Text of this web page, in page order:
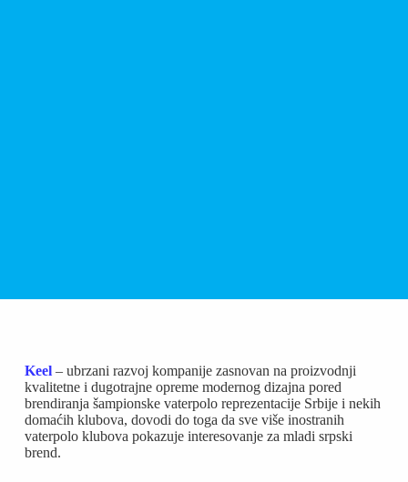
Keel– ubrzani razvoj kompanije zasnovan na proizvodnji
kvalitetne i dugotrajne opreme modernog dizajna pored
brendiranja šampionske vaterpolo reprezentacije Srbije i nekih
domaćih klubova, dovodi do toga da sve više inostranih
vaterpolo klubova pokazuje interesovanje za mladi srpski
brend.